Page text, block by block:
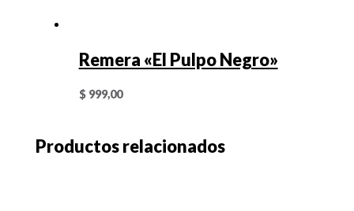
Remera «El Pulpo Negro»
$999,00
Productos relacionados